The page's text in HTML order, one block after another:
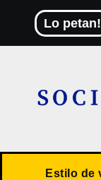
contenido
Lo petan!
El Mundial de los
Estilo de